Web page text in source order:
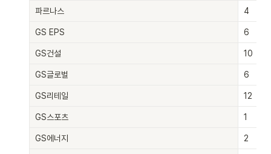
파르나스 4
GS EPS 6
GS건설 10
GS글로벌 6
GS리테일 12
GS스포츠 1
GS에너지 2